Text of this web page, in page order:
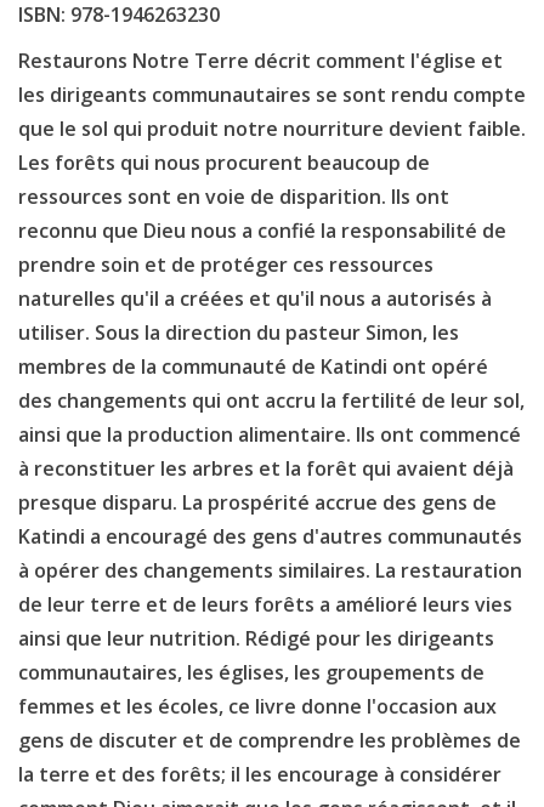
ISBN: 978-1946263230
Restaurons Notre Terre décrit comment l'église et
les dirigeants communautaires se sont rendu compte
que le sol qui produit notre nourriture devient faible.
Les forêts qui nous procurent beaucoup de
ressources sont en voie de disparition. Ils ont
reconnu que Dieu nous a confié la responsabilité de
prendre soin et de protéger ces ressources
naturelles qu'il a créées et qu'il nous a autorisés à
utiliser. Sous la direction du pasteur Simon, les
membres de la communauté de Katindi ont opéré
des changements qui ont accru la fertilité de leur sol,
ainsi que la production alimentaire. Ils ont commencé
à reconstituer les arbres et la forêt qui avaient déjà
presque disparu. La prospérité accrue des gens de
Katindi a encouragé des gens d'autres communautés
à opérer des changements similaires. La restauration
de leur terre et de leurs forêts a amélioré leurs vies
ainsi que leur nutrition. Rédigé pour les dirigeants
communautaires, les églises, les groupements de
femmes et les écoles, ce livre donne l'occasion aux
gens de discuter et de comprendre les problèmes de
la terre et des forêts; il les encourage à considérer